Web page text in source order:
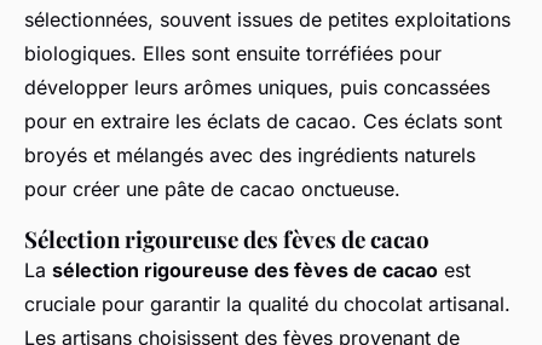
sélectionnées, souvent issues de petites exploitations
biologiques. Elles sont ensuite torréfiées pour
développer leurs arômes uniques, puis concassées
pour en extraire les éclats de cacao. Ces éclats sont
broyés et mélangés avec des ingrédients naturels
pour créer une pâte de cacao onctueuse.
Sélection rigoureuse des fèves de cacao
La sélection rigoureuse des fèves de cacao est
cruciale pour garantir la qualité du chocolat artisanal.
Les artisans choisissent des fèves provenant de